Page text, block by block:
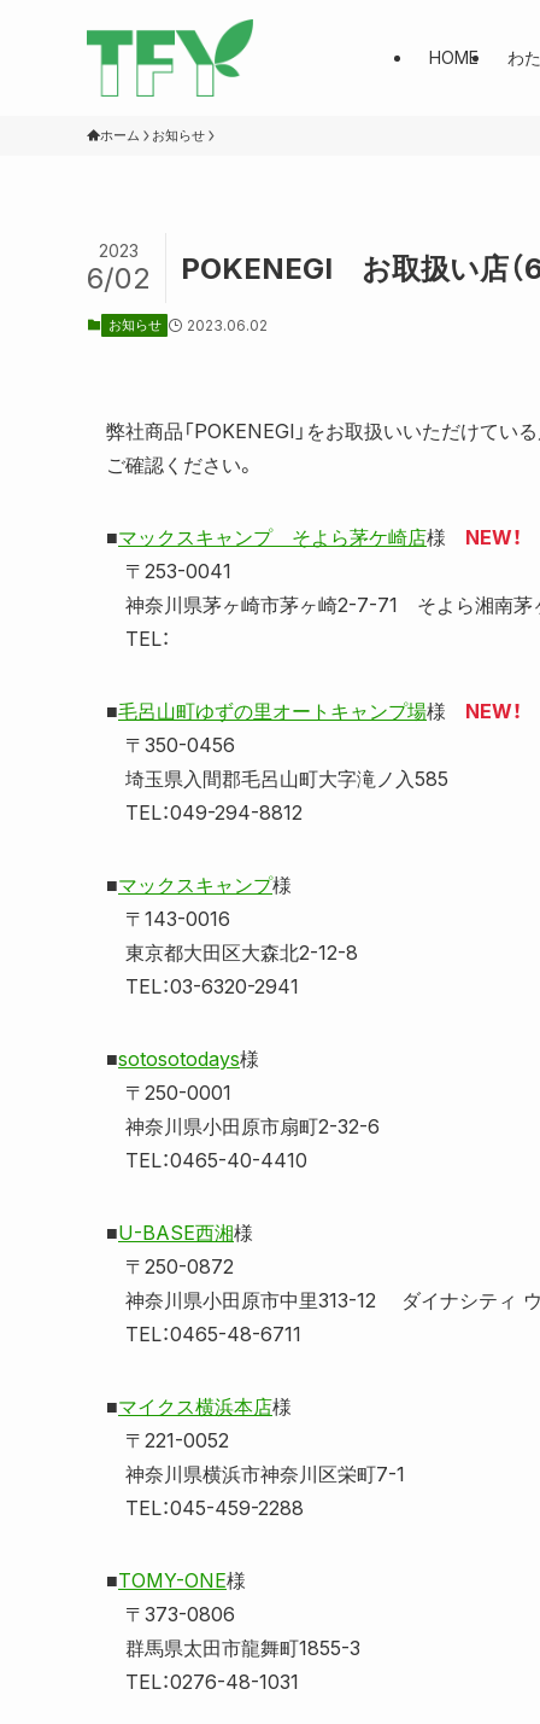
HOME わ
ホーム お知らせ
POKENEGI お取扱い店（
2023
6/02
お知らせ 2023.06.02
弊社商品「POKENEGI」をお取扱いいただけて
ご確認ください。
■マックスキャンプ そよら茅ケ崎店様 NEW！
〒253-0041
神奈川県茅ヶ崎市茅ヶ崎2-7-71 そよら湘南茅
TEL：
■毛呂山町ゆずの里オートキャンプ場様 NEW！
〒350-0456
埼玉県入間郡毛呂山町大字滝ノ入585
TEL：049-294-8812
■マックスキャンプ様
〒143-0016
東京都大田区大森北2-12-8
TEL：03-6320-2941
■sotosotodays様
〒250-0001
神奈川県小田原市扇町2-32-6
TEL：0465-40-4410
■U-BASE西湘様
〒250-0872
神奈川県小田原市中里313-12 ダイナシティ
TEL：0465-48-6711
■マイクス横浜本店様
〒221-0052
神奈川県横浜市神奈川区栄町7-1
TEL：045-459-2288
■TOMY-ONE様
〒373-0806
群馬県太田市龍舞町1855-3
TEL：0276-48-1031